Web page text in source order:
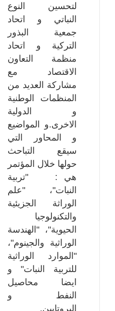
لتحسين النوع
النباتي و اتحاد
جمعية البذور
التركية و اتحاد
منظمة التعاون
الاقتصاد مع
مشاركة العديد من
المنظمات الوطنية
و الدولية
الاخرى.و المواضيع
و المحاور التي
سيقع التباحث
حولها خلال المؤتمر
هي : "تربية
النبات"، "علم
الوراثة الجزيئية
والتكنولوجيا
الحيوية"، "الهندسة
الوراثية والجينوم"،
"الموارد الوراثية
للتربية النبات" و
ايضا محاصيل
النفط و
البروتايين.